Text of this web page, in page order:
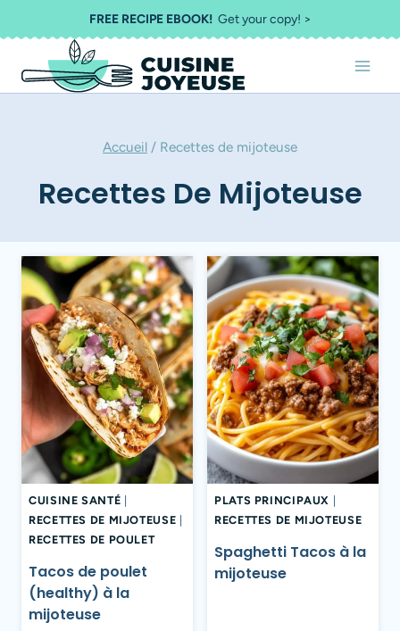
au
contenu
FREE RECIPE EBOOK!Get your copy! >
Accueil / Recettes de mijoteuse
Recettes De Mijoteuse
CUISINE SANTÉ
RECETTES DE MIJOTEUSE
RECETTES DE POULET
Tacos de poulet
(healthy) à la
mijoteuse
PLATS PRINCIPAUX
RECETTES DE MIJOTEUSE
Spaghetti Tacos à la
mijoteuse